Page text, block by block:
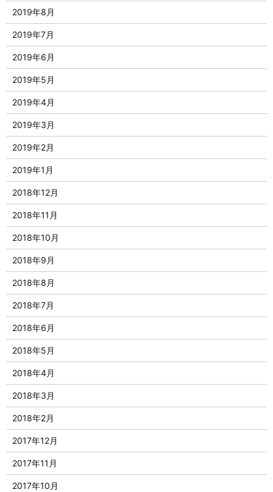
2019年8月
2019年7月
2019年6月
2019年5月
2019年4月
2019年3月
2019年2月
2019年1月
2018年12月
2018年11月
2018年10月
2018年9月
2018年8月
2018年7月
2018年6月
2018年5月
2018年4月
2018年3月
2018年2月
2017年12月
2017年11月
2017年10月